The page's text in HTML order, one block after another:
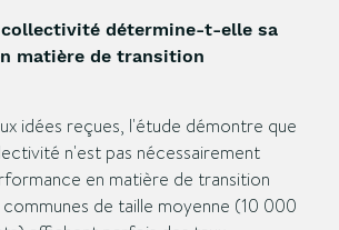
détermine-t-elle sa
matière de transition
idées reçues, l'étude démontre que
n'est pas nécessairement
en matière de transition
de taille moyenne (10 000